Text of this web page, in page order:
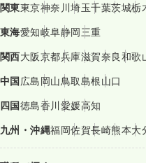
関東東京神奈川埼玉千葉茨城栃
東海愛知岐阜静岡三重
関西大阪京都兵庫滋賀奈良和歌
中国広島岡山鳥取島根山口
四国徳島香川愛媛高知
九州・沖縄福岡佐賀長崎熊本大